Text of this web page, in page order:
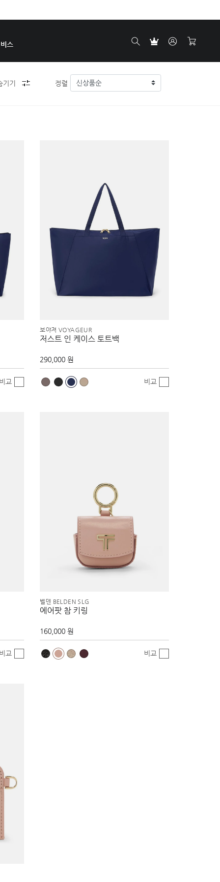
스
기기 정렬
교
보야져 VOYAGEUR
저스트 인 케이스 토트백
290,000 원
비교
교
벨덴 BELDEN SLG
에어팟 참 키링
160,000 원
비교